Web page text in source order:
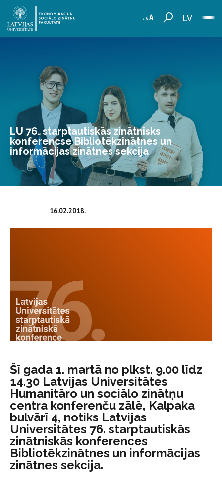
LV
LU 76. starptautiskās zinātnisks
konferencse Bibliotēkzinātnes un
informācijas zinātnes sekcija
16.02.2018.
Šī gada 1. martā no plkst. 9.00 līdz
14.30 Latvijas Universitātes
Humanitāro un sociālo zinātņu
centra konferenču zālē, Kalpaka
bulvārī 4, notiks Latvijas
Universitātes 76. starptautiskās
zinātniskās konferences
Bibliotēkzinātnes un informācijas
zinātnes sekcija.